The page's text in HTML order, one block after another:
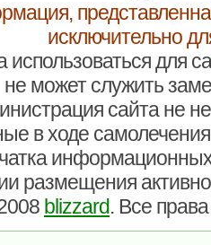
исключительно
использоваться для
не может служить
сайта не
в ходе
размещения
blizzard. Все